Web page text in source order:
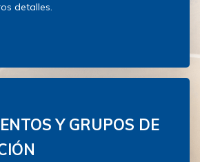
detalles.
Y GRUPOS DE